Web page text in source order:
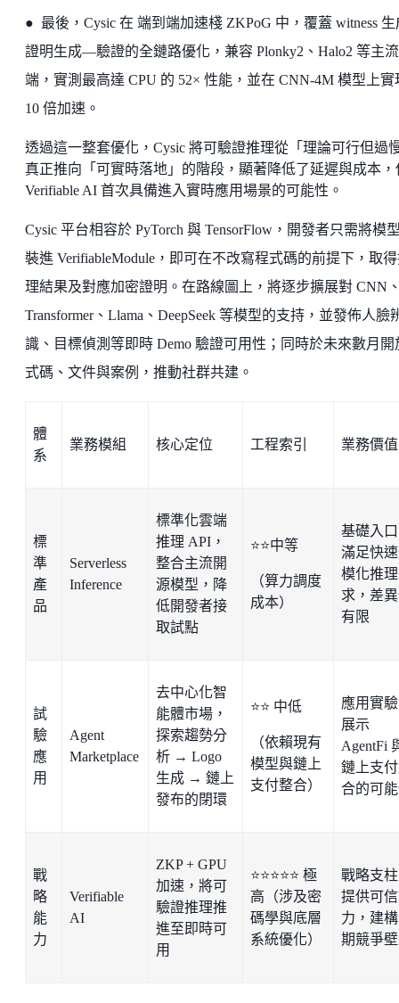
● 最後，Cysic 在 端到端加速棧 ZKPoG 中，覆蓋 witness
證明生成—驗證的全鏈路優化，兼容 Plonky2、Halo2 等主
端，實測最高達 CPU 的 52× 性能，並在 CNN-4M 模型上實
10 倍加速。
透過這一整套優化，Cysic 將可驗證推理從「理論可行但過
真正推向「可實時落地」的階段，顯著降低了延遲與成本，
Verifiable AI 首次具備進入實時應用場景的可能性。
Cysic 平台相容於 PyTorch 與 TensorFlow，開發者只需將模
裝進 VerifiableModule，即可在不改寫程式碼的前提下，取
理結果及對應加密證明。在路線圖上，將逐步擴展對 CNN
Transformer、Llama、DeepSeek 等模型的支持，並發佈人臉
識、目標偵測等即時 Demo 驗證可用性；同時於未來數月開
式碼、文件與案例，推動社群共建。
體
系
業務模組 核心定位 工程索引 業務價值
標
準
產
品
Serverless
Inference
標準化雲端
推理 API，
整合主流開
源模型，降
低開發者接
取試點
⭐⭐中等
（算力調度
成本）
基礎入
滿足快
模化推
求，差
有限
試
驗
應
用
Agent
Marketplace
去中心化智
能體市場，
探索趨勢分
析 → Logo
生成 → 鏈上
發布的閉環
⭐⭐ 中低
（依賴現有
模型與鏈上
支付整合）
應用實
展示
AgentFi
鏈上支
合的可
戰
略
能
力
Verifiable
AI
ZKP + GPU
加速，將可
驗證推理推
進至即時可
用
⭐⭐⭐⭐⭐ 極
高（涉及密
碼學與底層
系統優化）
戰略支
提供可
力，建
期競爭